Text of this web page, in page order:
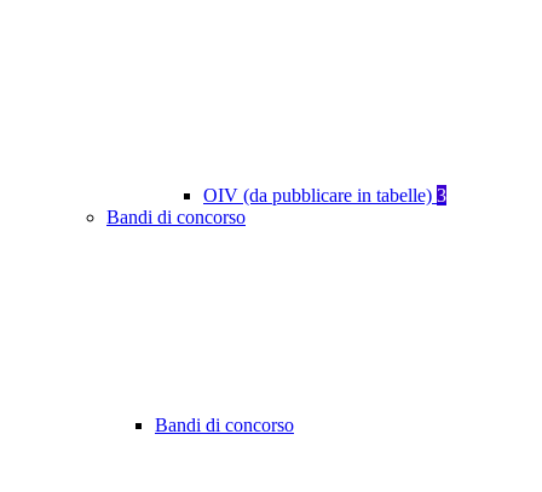
OIV (da pubblicare in tabelle) 3
Bandi di concorso
Bandi di concorso